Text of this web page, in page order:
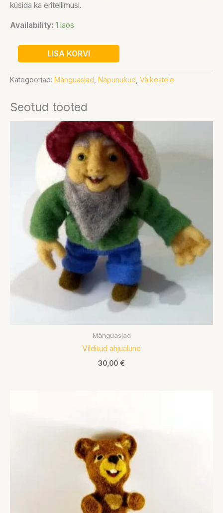
küsida ka eritellimusi.
Availability: 1 laos
LISA KORVI
Kategooriad: Mänguasjad Näpunukud Väikestele
Seotud tooted
Mänguasjad
Vilditud ahjualune
30,00 €